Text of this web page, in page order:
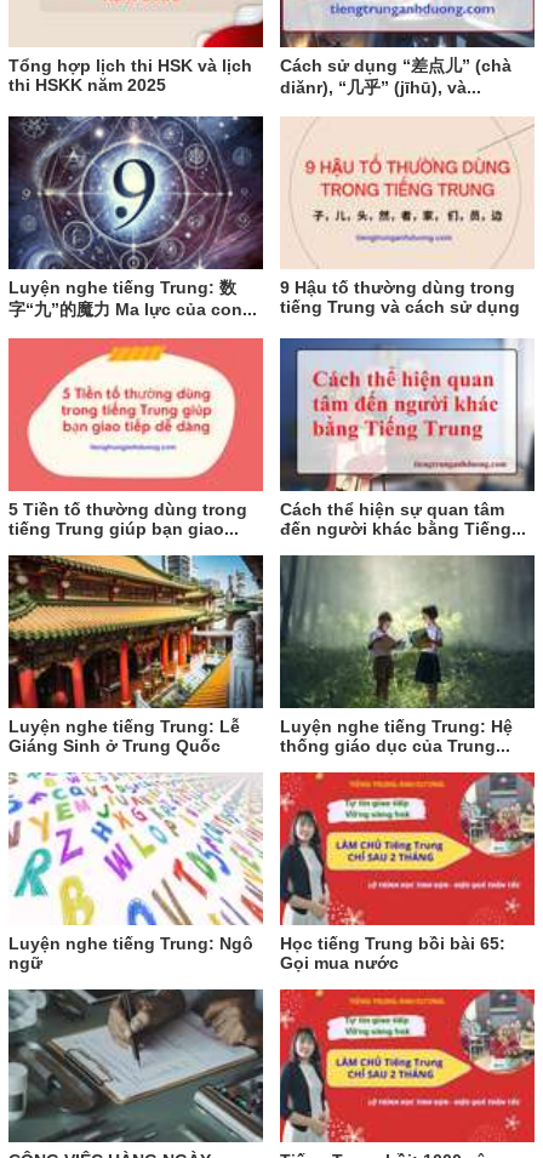
Tổng hợp lịch thi HSK và lịch
thi HSKK năm 2025
Cách sử dụng “差点儿” (chà
diǎnr), “几乎” (jīhū), và...
Luyện nghe tiếng Trung: 数
字“九”的魔力 Ma lực của con...
9 Hậu tố thường dùng trong
tiếng Trung và cách sử dụng
5 Tiền tố thường dùng trong
tiếng Trung giúp bạn giao...
Cách thể hiện sự quan tâm
đến người khác bằng Tiếng...
Luyện nghe tiếng Trung: Lễ
Giáng Sinh ở Trung Quốc
Luyện nghe tiếng Trung: Hệ
thống giáo dục của Trung...
Luyện nghe tiếng Trung: Ngô
ngữ
Học tiếng Trung bồi bài 65:
Gọi mua nước